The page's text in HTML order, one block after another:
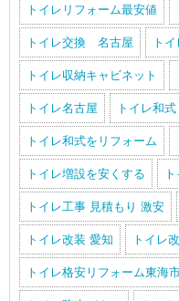
トイレリフォーム最安値
トイレ交換 名古屋 ト
トイレ収納キャビネット
トイレ名古屋 トイレ和
トイレ和式をリフォーム
トイレ増設を安くする
トイレ工事 見積もり 激安
トイレ改装 愛知 トイレ
トイレ格安リフォーム東海